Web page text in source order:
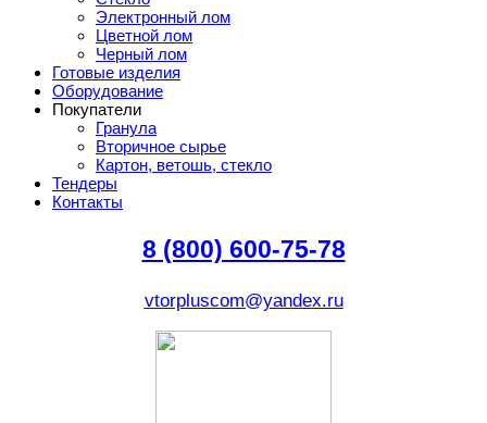
Электронный лом
Цветной лом
Черный лом
Готовые изделия
Оборудование
Покупатели
Гранула
Вторичное сырье
Картон, ветошь, стекло
Тендеры
Контакты
8 (800) 600-75-78
vtorpluscom@yandex.ru